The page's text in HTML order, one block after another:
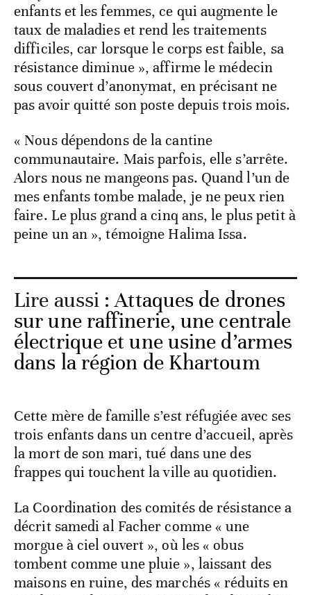
enfants et les femmes, ce qui augmente le
taux de maladies et rend les traitements
difficiles, car lorsque le corps est faible, sa
résistance diminue », affirme le médecin
sous couvert d’anonymat, en précisant ne
pas avoir quitté son poste depuis trois mois.
« Nous dépendons de la cantine
communautaire. Mais parfois, elle s’arrête.
Alors nous ne mangeons pas. Quand l’un de
mes enfants tombe malade, je ne peux rien
faire. Le plus grand a cinq ans, le plus petit à
peine un an », témoigne Halima Issa.
Lire aussi :Attaques de drones
sur une raffinerie, une centrale
électrique et une usine d’armes
dans la région de Khartoum
Cette mère de famille s’est réfugiée avec ses
trois enfants dans un centre d’accueil, après
la mort de son mari, tué dans une des
frappes qui touchent la ville au quotidien.
La Coordination des comités de résistance a
décrit samedi al Facher comme « une
morgue à ciel ouvert », où les « obus
tombent comme une pluie », laissant des
maisons en ruine, des marchés « réduits en